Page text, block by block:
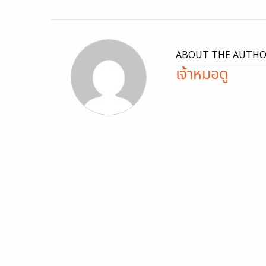
ABOUT THE
เจ้าหมอดู